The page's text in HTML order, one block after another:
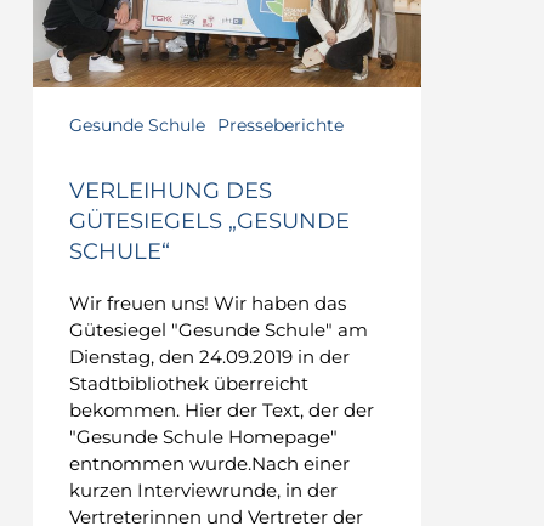
Gesunde Schule Presseberichte
VERLEIHUNG DES
GÜTESIEGELS „GESUNDE
SCHULE“
Wir freuen uns! Wir haben das
Gütesiegel "Gesunde Schule" am
Dienstag, den 24.09.2019 in der
Stadtbibliothek überreicht
bekommen. Hier der Text, der der
"Gesunde Schule Homepage"
entnommen wurde.Nach einer
kurzen Interviewrunde, in der
Vertreterinnen und Vertreter der